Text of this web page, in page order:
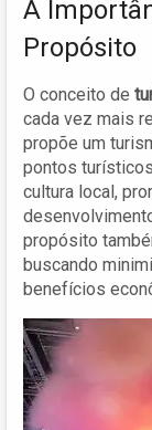
A
Propósito
O conceito de
cada vez mais
propõe um
pontos
cultura local,
propósito
buscando
benefícios